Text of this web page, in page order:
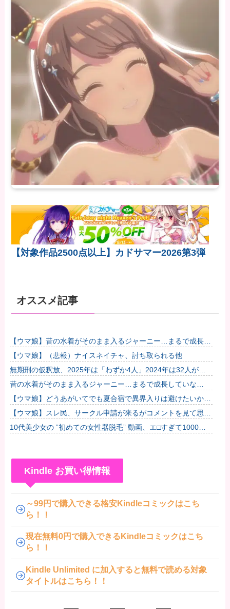
【対象作品2500点以上】カドサマー2026第3弾
オススメ記事
【ウマ娘】昔の水着がそのまま入るジャーニー…まるで成長し
ていない！？他
【ウマ娘】（悲報）ナイスネイチャ、討ち取られる他
無期刑の仮釈放、2025年は「わずか4人」2024年は32人が獄
中死…「終身刑化」の傾向続く
昔の水着がそのまま入るジャーニー…まるで成長していな
い！？
【ウマ娘】どうあがいてでも夏合宿で異界入りは避けたいかも
SIRENなゴルシちゃん達
【ウマ娘】スレ民、サークル申請が来るがコメントを見て思わ
ず拒否してしまう
10代美少女の ”初めての女性器脱毛” 動画、エ□すぎて1000万
Kindle お買い得情報
～99円で購入できる格安Kindleコミックはこち
ら！！
現在無料0円で購入できるKindleコミックはこち
ら！！
Kindle Unlimited に加入すると無料で読める対象
タイトルはこちら！！